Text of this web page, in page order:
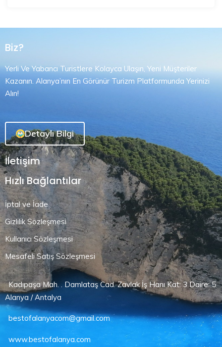
Biz?
Yerli Ve Yabancı Turistlere Kolayca Ulaşın, Yeni Müşteriler
Kazanın. Alanya’nın En Görünür Turizm Platformunda Yerinizi
Alın!
Detaylı Bilgi
İletişim
Hızlı Bağlantılar
İptal ve İade
Gizlilik Sözleşmesi
Kullanıcı Sözleşmesi
Mesafeli Satış Sözleşmesi
Kadıpaşa Mah. . Damlataş Cad. Zavlak İş Hanı Kat: 3 Daire: 5
Alanya / Antalya
bestofalanyacom@gmail.com
www.bestofalanya.com